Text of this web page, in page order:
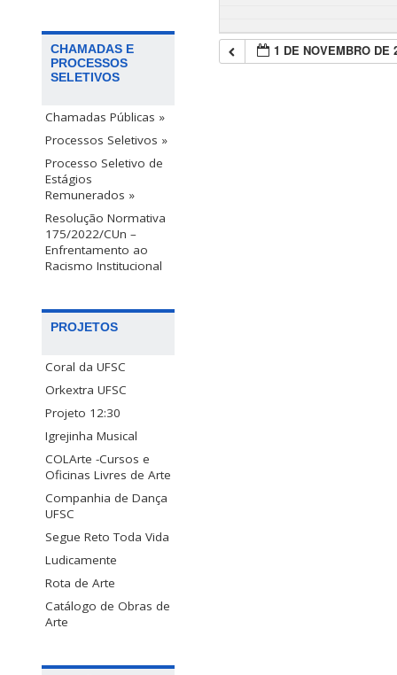
CHAMADAS E
PROCESSOS
SELETIVOS
Chamadas Públicas »
Processos Seletivos »
Processo Seletivo de
Estágios
Remunerados »
Resolução Normativa
175/2022/CUn –
Enfrentamento ao
Racismo Institucional
PROJETOS
Coral da UFSC
Orkextra UFSC
Projeto 12:30
Igrejinha Musical
COLArte -Cursos e
Oficinas Livres de Arte
Companhia de Dança
UFSC
Segue Reto Toda Vida
Ludicamente
Rota de Arte
Catálogo de Obras de
Arte
1 DE NOVEMBRO DE